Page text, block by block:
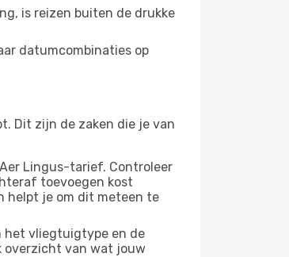
is reizen buiten de drukke
datumcombinaties op
Dit zijn de zaken die je van
Lingus-tarief. Controleer
toevoegen kost
helpt je om dit meteen te
het vliegtuigtype en de
overzicht van wat jouw